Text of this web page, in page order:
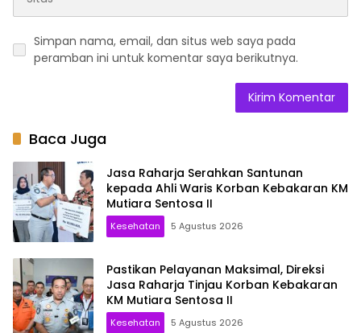
Simpan nama, email, dan situs web saya pada
peramban ini untuk komentar saya berikutnya.
Baca Juga
Jasa Raharja Serahkan Santunan
kepada Ahli Waris Korban Kebakaran KM
Mutiara Sentosa II
Kesehatan 5 Agustus 2026
Pastikan Pelayanan Maksimal, Direksi
Jasa Raharja Tinjau Korban Kebakaran
KM Mutiara Sentosa II
Kesehatan 5 Agustus 2026